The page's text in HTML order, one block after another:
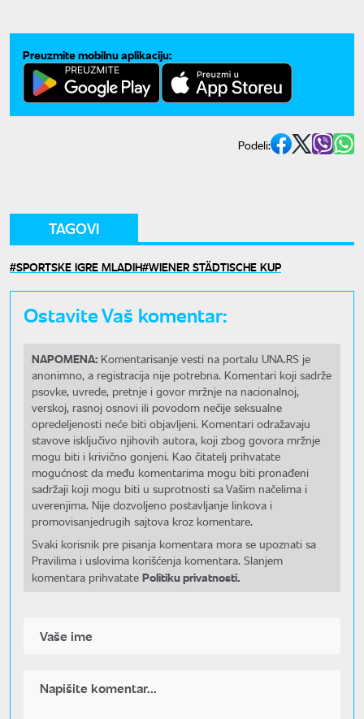
Preuzmite mobilnu aplikaciju:
Podeli:
TAGOVI
SPORTSKE IGRE MLADIH WIENER STÄDTISCHE KUP
Ostavite Vaš komentar:
NAPOMENA: Komentarisanje vesti na portalu UNA.RS je
anonimno, a registracija nije potrebna. Komentari koji sadrže
psovke, uvrede, pretnje i govor mržnje na nacionalnoj,
verskoj, rasnoj osnovi ili povodom nečije seksualne
opredeljenosti neće biti objavljeni. Komentari odražavaju
stavove isključivo njihovih autora, koji zbog govora mržnje
mogu biti i krivično gonjeni. Kao čitatelj prihvatate
mogućnost da među komentarima mogu biti pronađeni
sadržaji koji mogu biti u suprotnosti sa Vašim načelima i
uverenjima. Nije dozvoljeno postavljanje linkova i
promovisanjedrugih sajtova kroz komentare.
Svaki korisnik pre pisanja komentara mora se upoznati sa
Pravilima i uslovima korišćenja komentara. Slanjem
komentara prihvatate Politiku privatnosti.